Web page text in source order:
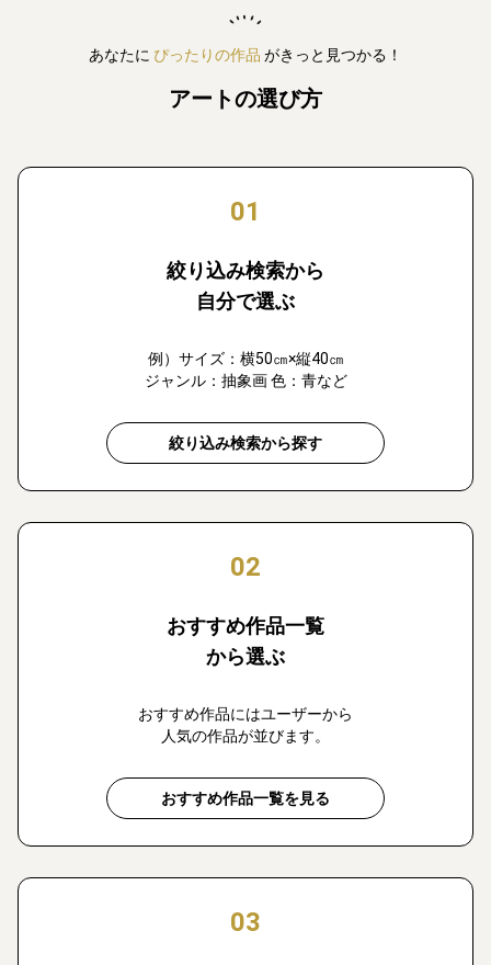
あなたに ぴったりの作品 がきっと見つかる！
アートの選び方
01
絞り込み検索から
自分で選ぶ
例）サイズ：横50㎝×縦40㎝
ジャンル：抽象画 色：青など
絞り込み検索から探す
02
おすすめ作品一覧
から選ぶ
おすすめ作品にはユーザーから
人気の作品が並びます。
おすすめ作品一覧を見る
03